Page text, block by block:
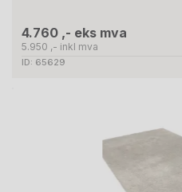
4.760 ,- eks mva
5.950 ,- inkl mva
ID: 65629